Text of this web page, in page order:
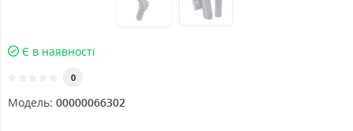
Є в наявності
0
Модель: 00000066302